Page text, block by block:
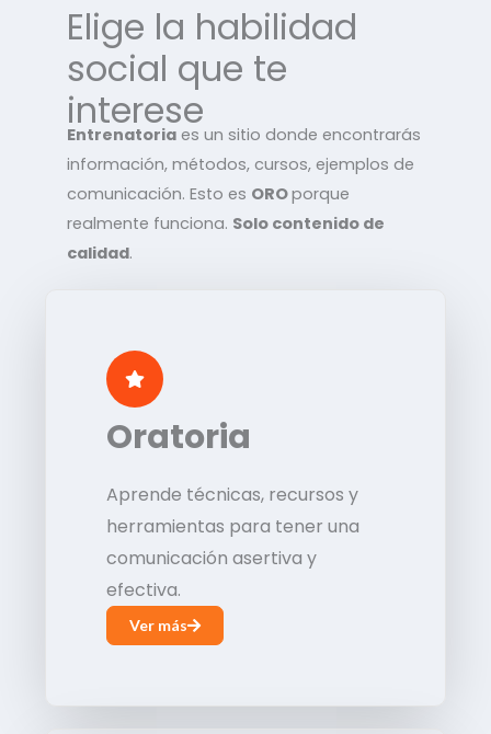
Elige la habilidad
social que te
interese
Entrenatoria es un sitio donde encontrarás
información, métodos, cursos, ejemplos de
comunicación. Esto es OROporque
realmente funciona. Solo contenido de
calidad.
Oratoria
Aprende técnicas, recursos y
herramientas para tener una
comunicación asertiva y
efectiva.
Ver más